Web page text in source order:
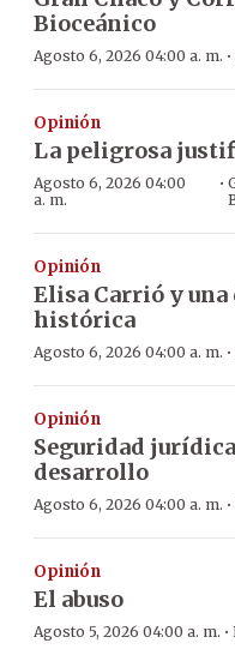
Bioceánico
Agosto 6, 2026 04:00 a. m. ·
Opinión
La peligrosa
Agosto 6, 2026 04:00
a. m.
·
Opinión
Elisa Carrió y una
histórica
Agosto 6, 2026 04:00 a. m. ·
Opinión
Seguridad
desarrollo
Agosto 6, 2026 04:00 a. m. ·
Opinión
El abuso
Agosto 5, 2026 04:00 a. m. ·